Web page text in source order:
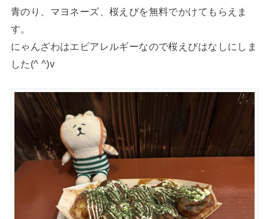
青のり、マヨネーズ、桜えびを無料でかけてもらえま
す。
にゃんざわはエビアレルギーなので桜えびはなしにしま
した(^ ^)v